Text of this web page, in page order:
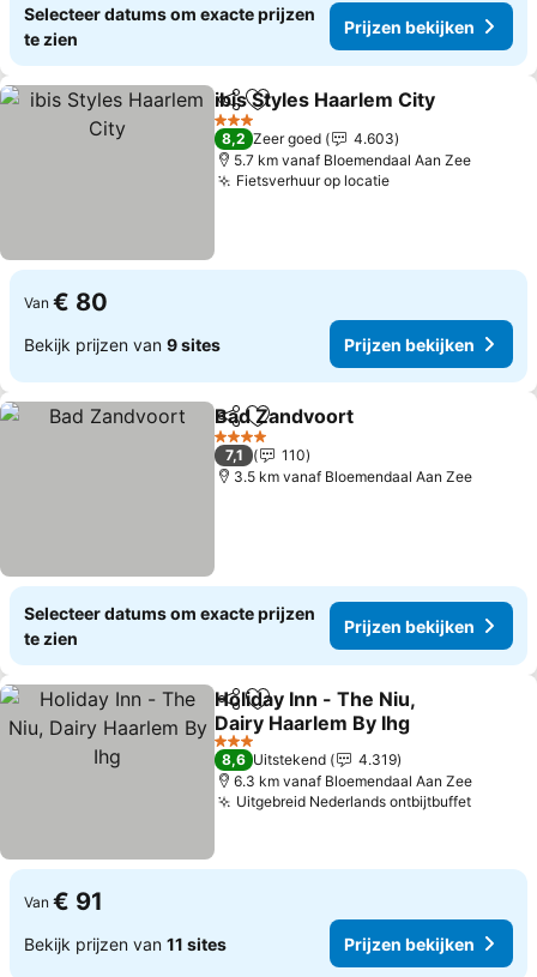
Selecteer datums om exacte prijzen
te zien
Prijzen bekijken
DelenToevoegen aan favorieten
ibis Styles Haarlem City
3 Sterren
8,2 Zeer goed
4.603
5.7 km vanaf Bloemendaal Aan Zee
Fietsverhuur op locatie
Van € 80
Bekijk prijzen van 9 sites Prijzen bekijken
DelenToevoegen aan favorieten
Bad Zandvoort
4 Sterren
7,1
110
3.5 km vanaf Bloemendaal Aan Zee
Selecteer datums om exacte prijzen
te zien
Prijzen bekijken
DelenToevoegen aan favorieten
Holiday Inn - The Niu,
Dairy Haarlem By Ihg
3 Sterren
8,6 Uitstekend
4.319
6.3 km vanaf Bloemendaal Aan Zee
Uitgebreid Nederlands ontbijtbuffet
Van € 91
Bekijk prijzen van 11 sites Prijzen bekijken